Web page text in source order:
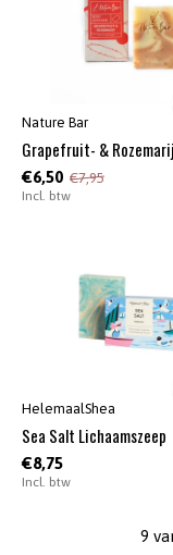
Nature Bar
Grapefruit- &
€6,50 €7,95
Incl. btw
HelemaalShea
Sea Salt Lichaamszeep
€8,75
Incl. btw
9